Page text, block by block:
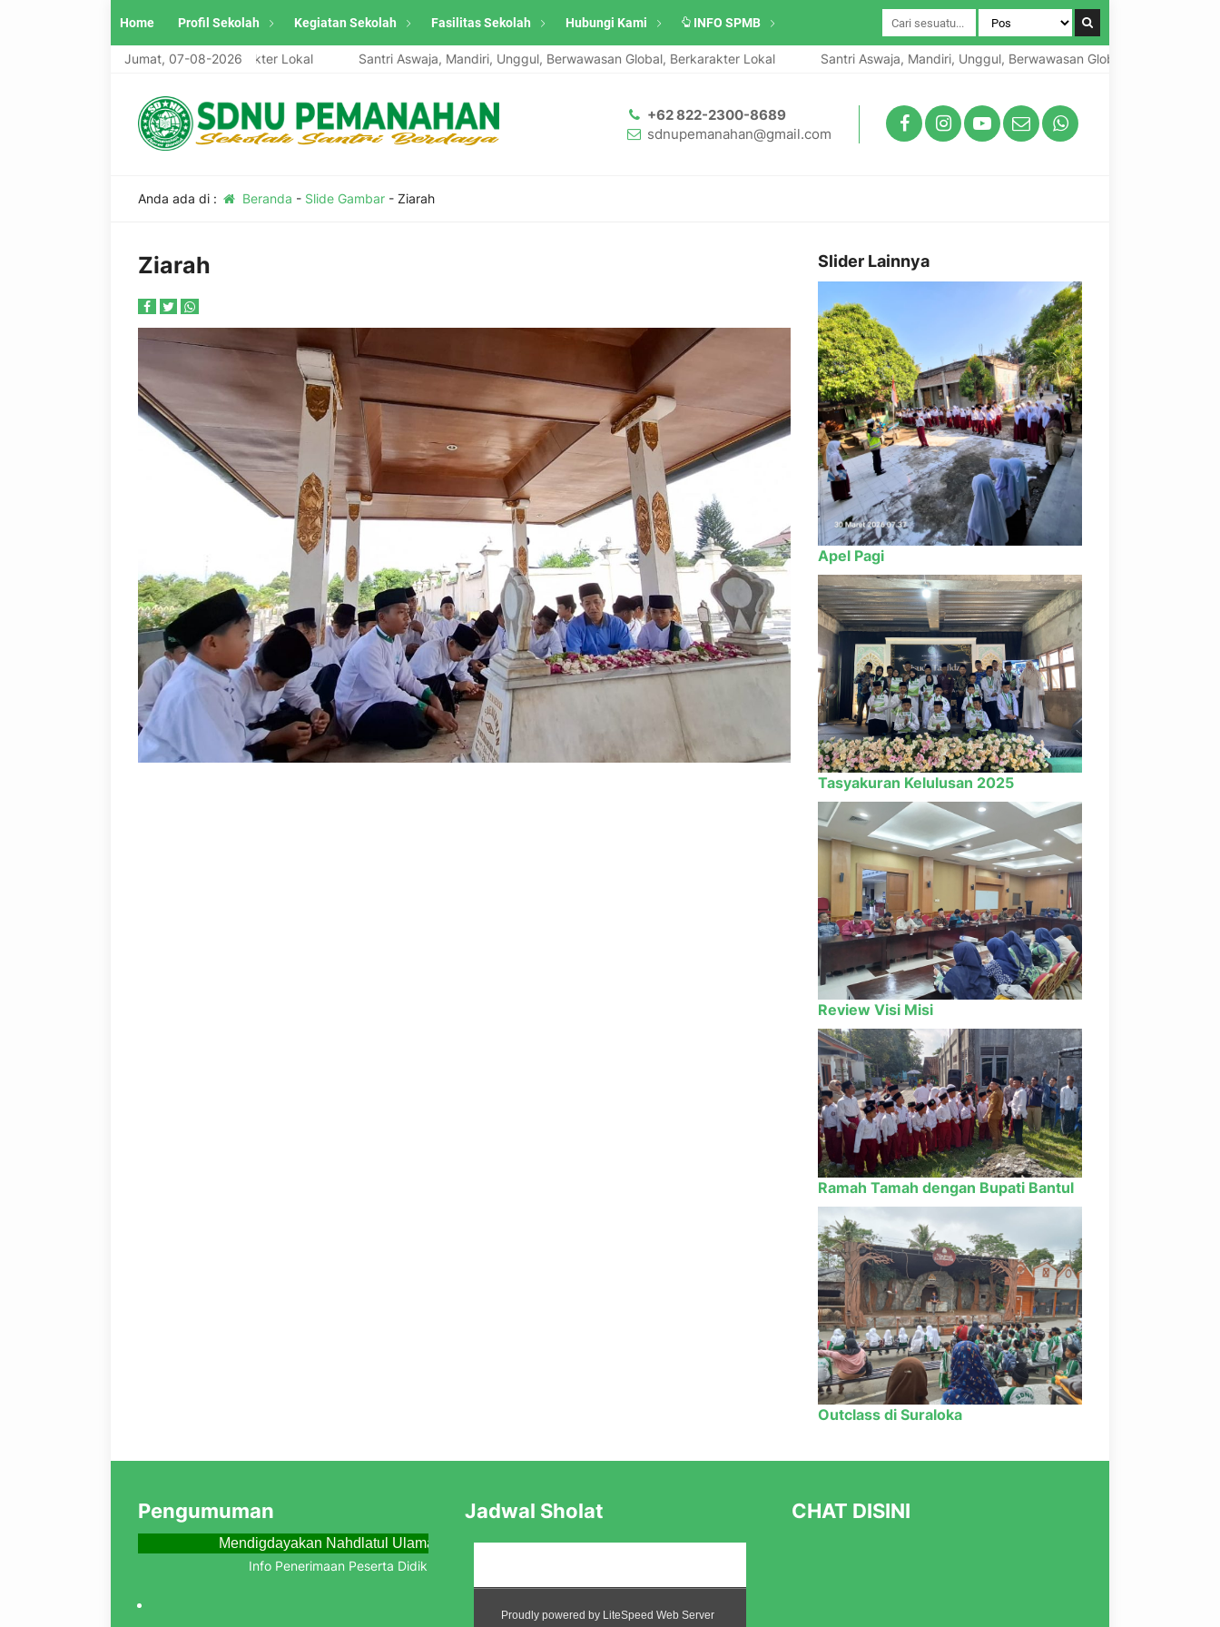
Home Profil Sekolah Kegiatan Sekolah Fasilitas Sekolah Hubungi Kami INFO SPMB
Jumat, 07-08-2026
Berwawasan Global, Berkarakter Lokal Santri Aswaja, Mandiri, Unggul, Berwawasan Global, Berkarakter Lokal Santri Aswaja, Mandiri, Unggul, Berwawasan Global, Berkarakter Lokal
+62 822-2300-8689
sdnupemanahan@gmail.com
Anda ada di : Beranda - Slide Gambar- Ziarah
Ziarah Slider Lainnya
Apel Pagi
Tasyakuran Kelulusan 2025
Review Visi Misi
Ramah Tamah dengan Bupati Bantul
Outclass di Suraloka
Pengumuman
Mendigdayakan Nahdlatul Ulama Menjemput Abad Kedua Menuju Kebangkitan Baru
Info Penerimaan Peserta Didik Baru Tahun Pelajaran 2025/2026
Jadwal Sholat CHAT DISINI